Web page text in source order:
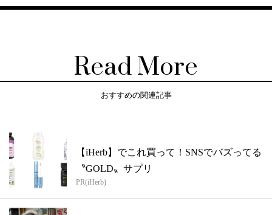
Read More
おすすめの関連記事
【iHerb】でこれ買って！SNSでバズってる
〝GOLD〟サプリ
PR(iHerb)